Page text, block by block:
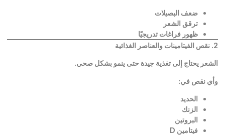
ضعف البصيلات
ترقق الشعر
ظهور فراغات تدريجيًا
2. نقص الفيتامينات والعناصر الغذائية
الشعر يحتاج إلى تغذية جيدة حتى ينمو بشكل صحي.
وأي نقص في:
الحديد
الزنك
البروتين
فيتامين